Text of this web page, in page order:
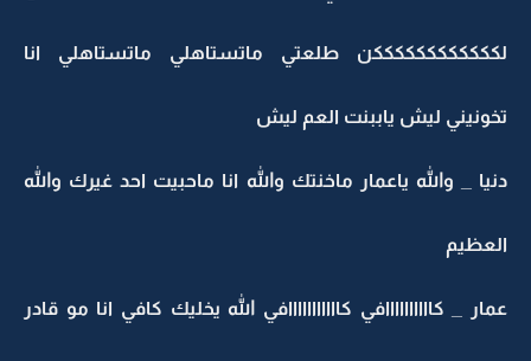
طلعتي ماتستاهلي ماتستاهلي انا
ليش ياببنت العم ليش
_ والله ياعمار ماخنتك والله انا ماحبيت احد غيرك والله
_ كاااااااااافي كااااااااااافي الله يخليك كافي انا مو قادر